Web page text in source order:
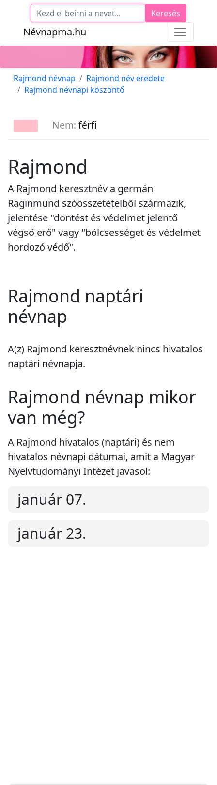
Névnapma.hu
Keresés
Rajmond névnap
Rajmond név eredete
Rajmond névnapi köszöntő
Nem: férfi
Rajmond
A Rajmond keresztnév a germán
Raginmund szóösszetételből származik,
jelentése "döntést és védelmet jelentő
végső erő" vagy "bölcsességet és védelmet
hordozó védő".
Rajmond naptári
névnap
A(z) Rajmond keresztnévnek nincs hivatalos
naptári névnapja.
Rajmond névnap mikor
van még?
A Rajmond hivatalos (naptári) és nem
hivatalos névnapi dátumai, amit a Magyar
Nyelvtudományi Intézet javasol:
január 07.
január 23.